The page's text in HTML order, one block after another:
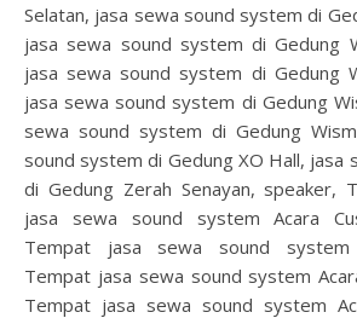
Selatan, jasa sewa sound system di
jasa sewa sound system di Gedung
jasa sewa sound system di Gedung
jasa sewa sound system di Gedung
sewa sound system di Gedung
sound system di Gedung XO Hall, jasa
di Gedung Zerah Senayan, speaker,
jasa sewa sound system Acara
Tempat jasa sewa sound system
Tempat jasa sewa sound system
Tempat jasa sewa sound system